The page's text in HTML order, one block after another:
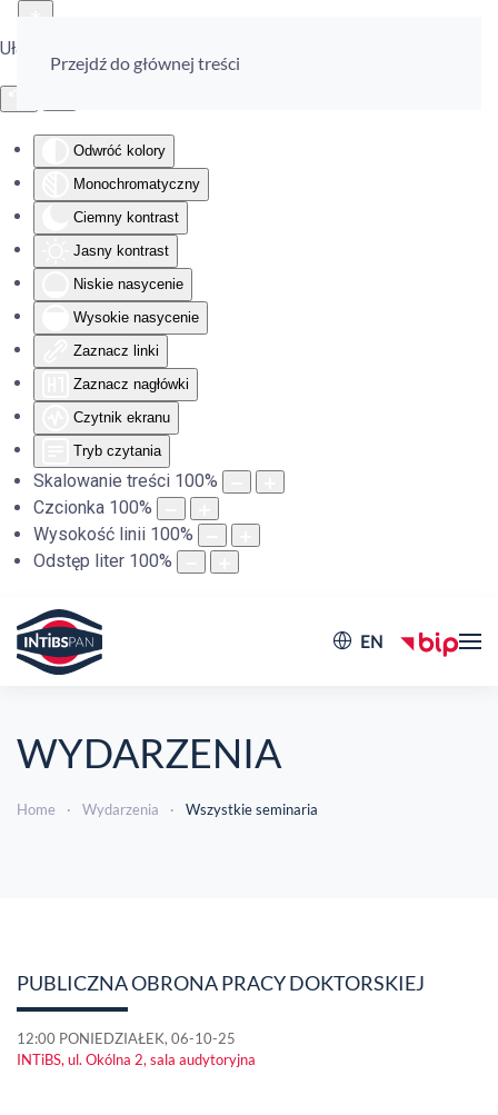
Ułatwienia dostępu
Odwróć kolory
Monochromatyczny
Ciemny kontrast
Jasny kontrast
Niskie nasycenie
Wysokie nasycenie
Zaznacz linki
Zaznacz nagłówki
Czytnik ekranu
Tryb czytania
Skalowanie treści 100%
Czcionka 100%
Wysokość linii 100%
Odstęp liter 100%
Przejdź do głównej treści
EN
WYDARZENIA
Home Wydarzenia Wszystkie seminaria
PUBLICZNA OBRONA PRACY DOKTORSKIEJ
12:00 PONIEDZIAŁEK, 06-10-25
INTiBS, ul. Okólna 2, sala audytoryjna